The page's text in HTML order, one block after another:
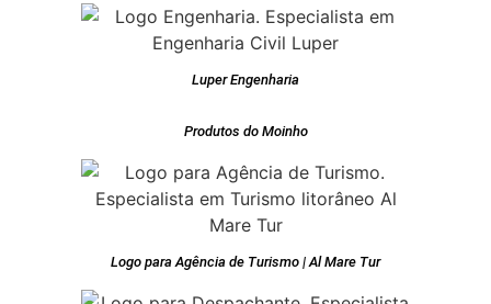
Luper Engenharia
Produtos do Moinho
Logo para Agência de Turismo | Al Mare Tur